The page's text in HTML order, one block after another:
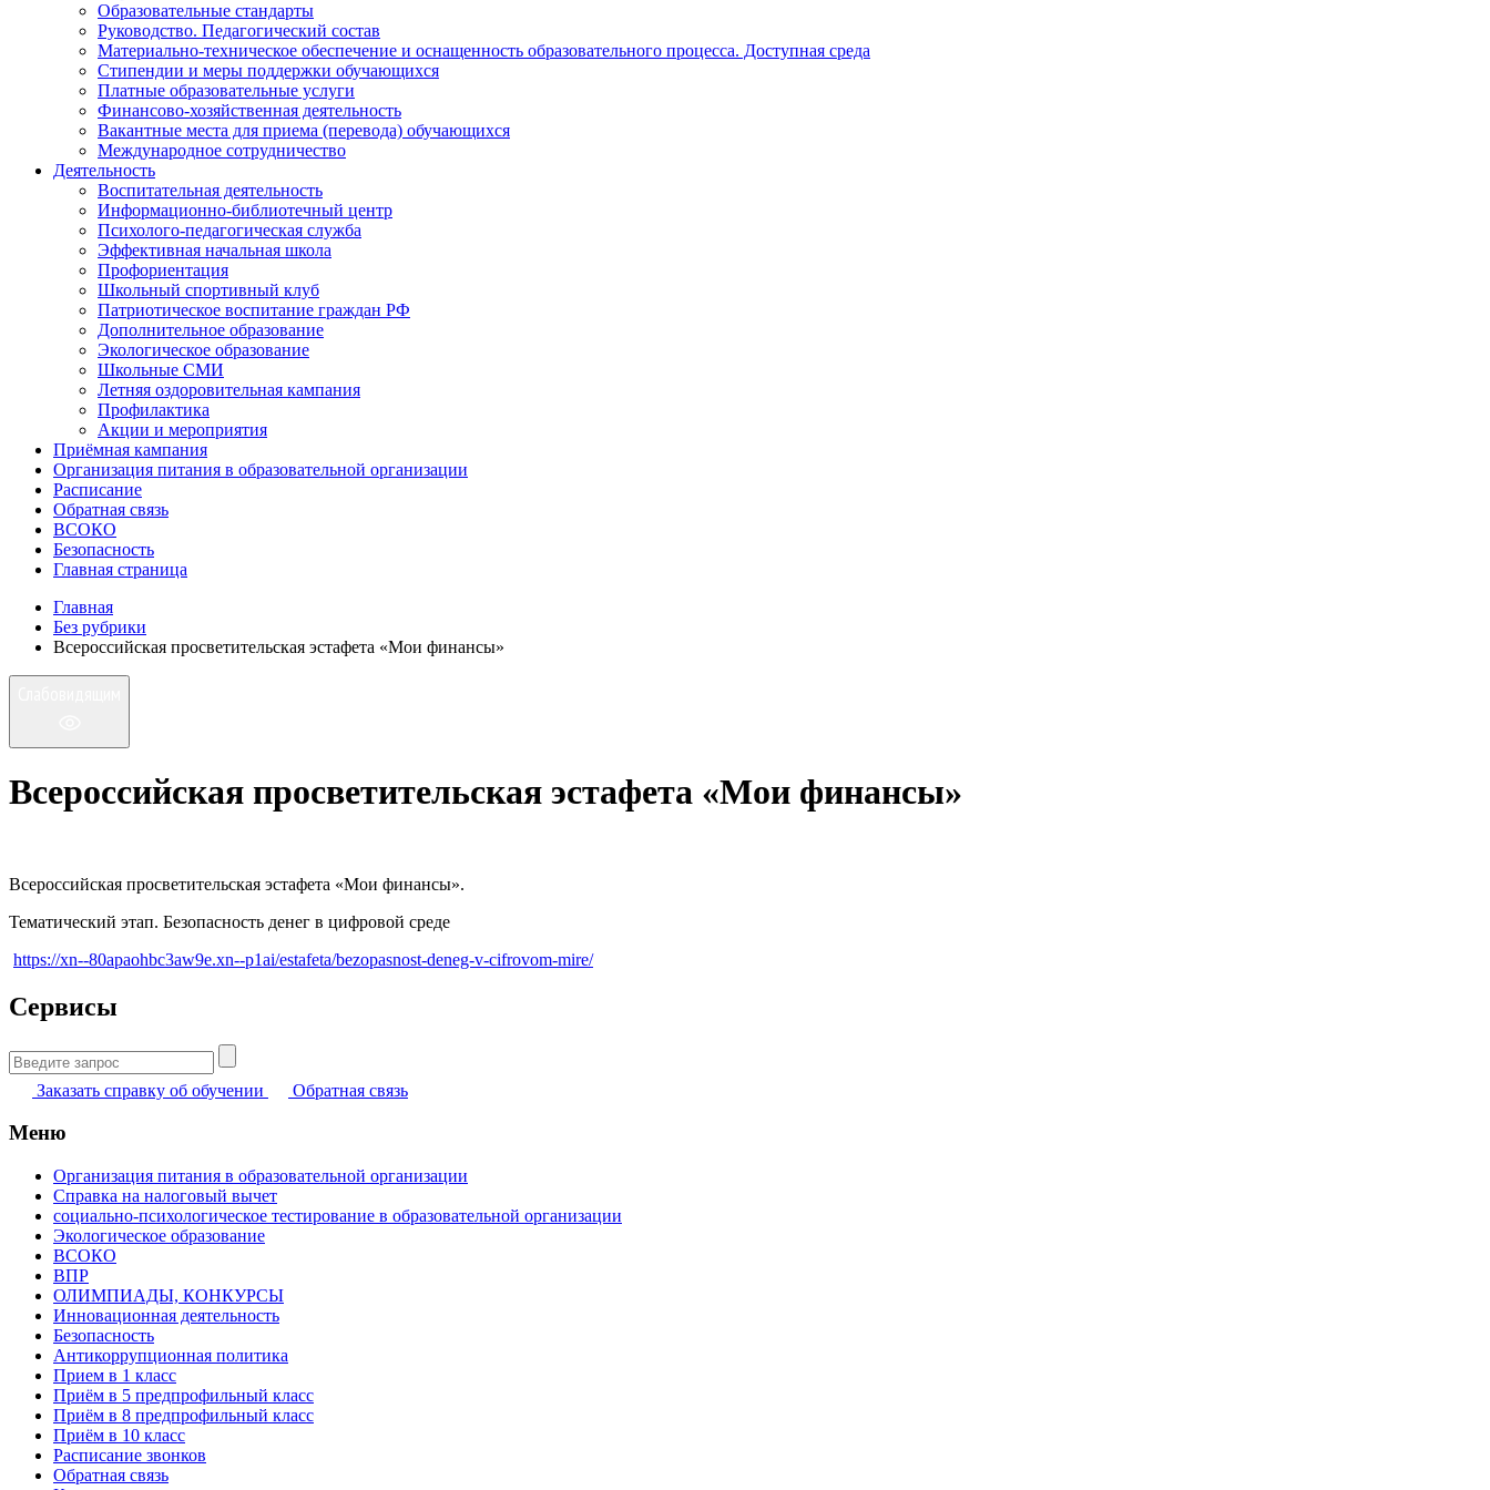
Образовательные стандарты
Руководство. Педагогический состав
Материально-техническое обеспечение и оснащенность образовательного процесса. Доступная среда
Стипендии и меры поддержки обучающихся
Платные образовательные услуги
Финансово-хозяйственная деятельность
Вакантные места для приема (перевода) обучающихся
Международное сотрудничество
Деятельность
Воспитательная деятельность
Информационно-библиотечный центр
Психолого-педагогическая служба
Эффективная начальная школа
Профориентация
Школьный спортивный клуб
Патриотическое воспитание граждан РФ
Дополнительное образование
Экологическое образование
Школьные СМИ
Летняя оздоровительная кампания
Профилактика
Акции и мероприятия
Приёмная кампания
Организация питания в образовательной организации
Расписание
Обратная связь
ВСОКО
Безопасность
Главная страница
Главная
Без рубрики
Всероссийская просветительская эстафета «Мои финансы»
Всероссийская просветительская эстафета «Мои финансы»
Всероссийская просветительская эстафета «Мои финансы».
Тематический этап. Безопасность денег в цифровой среде
https://xn--80apaohbc3aw9e.xn--p1ai/estafeta/bezopasnost-deneg-v-cifrovom-mire/
Сервисы
Найти:
Заказать справку об обучении
Обратная связь
Меню
Организация питания в образовательной организации
Справка на налоговый вычет
социально-психологическое тестирование в образовательной организации
Экологическое образование
ВСОКО
ВПР
ОЛИМПИАДЫ, КОНКУРСЫ
Инновационная деятельность
Безопасность
Антикоррупционная политика
Прием в 1 класс
Приём в 5 предпрофильный класс
Приём в 8 предпрофильный класс
Приём в 10 класс
Расписание звонков
Обратная связь